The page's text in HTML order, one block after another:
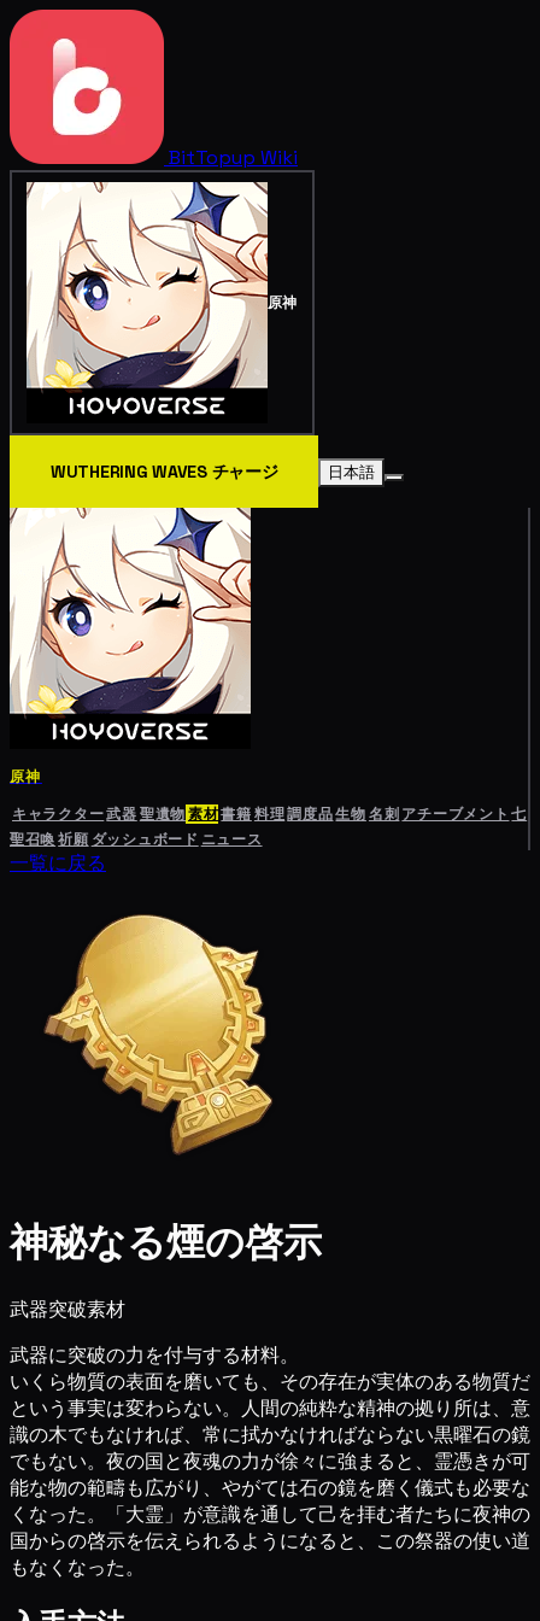
BitTopup Wiki
原神
WUTHERING WAVES チャージ 日本語
原神
キャラクター武器聖遺物素材書籍料理調度品生物名刺 アチーブメント 七
聖召喚祈願 ダッシュボード ニュース
一覧に戻る
神秘なる煙の啓示
武器突破素材
武器に突破の力を付与する材料。
いくら物質の表面を磨いても、その存在が実体のある物質だ
という事実は変わらない。人間の純粋な精神の拠り所は、意
識の木でもなければ、常に拭かなければならない黒曜石の鏡
でもない。夜の国と夜魂の力が徐々に強まると、霊憑きが可
能な物の範疇も広がり、やがては石の鏡を磨く儀式も必要な
くなった。「大霊」が意識を通して己を拝む者たちに夜神の
国からの啓示を伝えられるようになると、この祭器の使い道
もなくなった。